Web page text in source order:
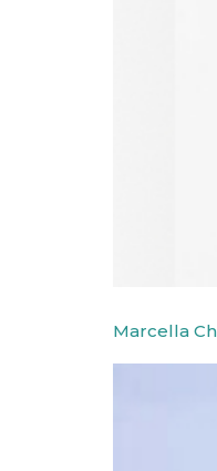
Marcella